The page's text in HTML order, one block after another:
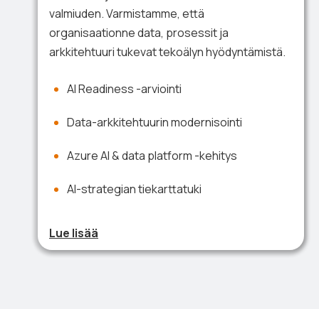
valmiuden. Varmistamme, että
organisaationne data, prosessit ja
arkkitehtuuri tukevat tekoälyn hyödyntämistä.
AI Readiness -arviointi
Data-arkkitehtuurin modernisointi
Azure AI & data platform -kehitys
AI-strategian tiekarttatuki
Lue lisää